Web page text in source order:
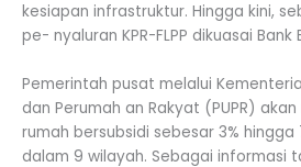
kesiapan infrastruktur. Hingga kini,
pe- nyaluran KPR-FLPP dikuasai Bank
Pemerintah pusat melalui
dan Perumah an Rakyat (PUPR)
rumah bersubsidi sebesar 3% hingga
dalam 9 wilayah. Sebagai informasi